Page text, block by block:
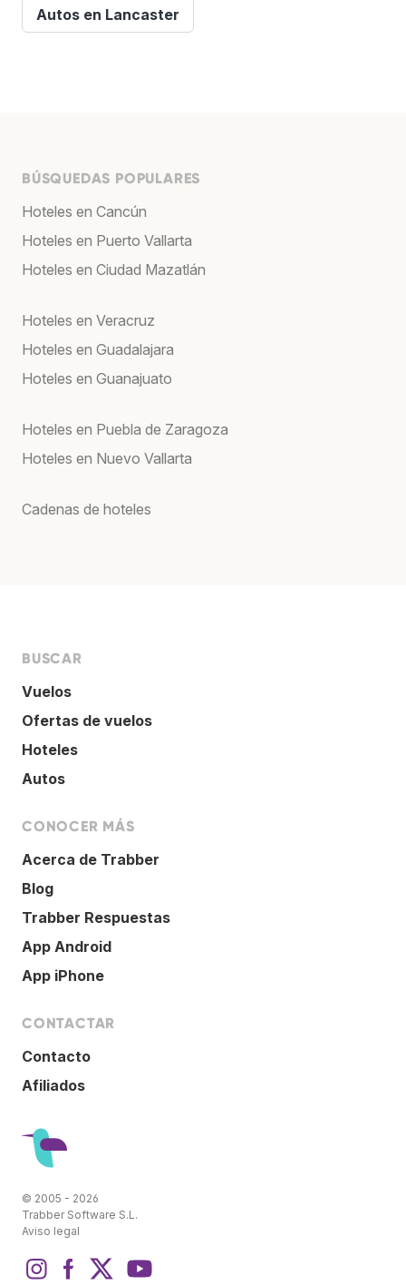
Autos en Lancaster
BÚSQUEDAS POPULARES
Hoteles en Cancún
Hoteles en Puerto Vallarta
Hoteles en Ciudad Mazatlán
Hoteles en Veracruz
Hoteles en Guadalajara
Hoteles en Guanajuato
Hoteles en Puebla de Zaragoza
Hoteles en Nuevo Vallarta
Cadenas de hoteles
BUSCAR
Vuelos
Ofertas de vuelos
Hoteles
Autos
CONOCER MÁS
Acerca de Trabber
Blog
Trabber Respuestas
App Android
App iPhone
CONTACTAR
Contacto
Afiliados
© 2005 - 2026
Trabber Software S.L.
Aviso legal